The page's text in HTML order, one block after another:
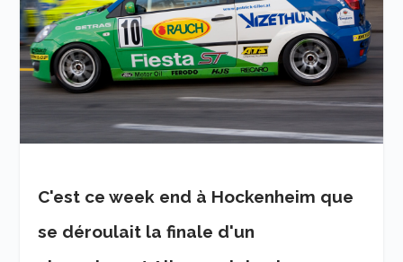
C'est ce week end à Hockenheim que
se déroulait la finale d'un